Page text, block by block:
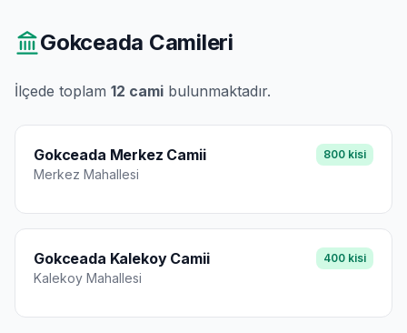
Gokceada Camileri
İlçede toplam 12 cami bulunmaktadır.
Gokceada Merkez Camii
Merkez Mahallesi
800 kisi
Gokceada Kalekoy Camii
Kalekoy Mahallesi
400 kisi